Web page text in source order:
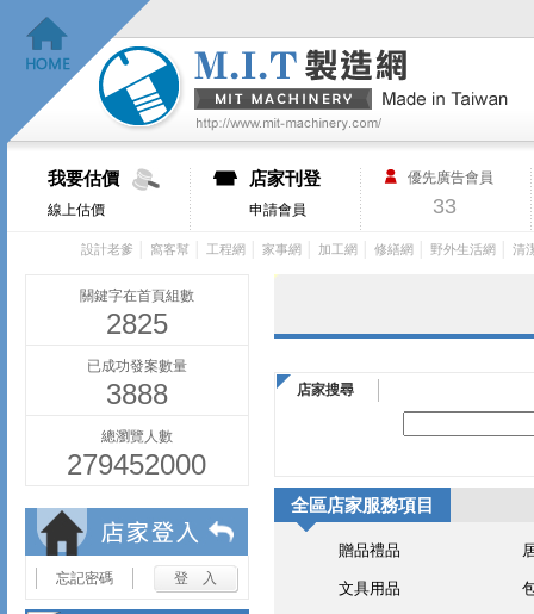
我要估價
線上估價
店家刊登
申請會員
優先廣告會員
33
設計老爹 窩客幫 工程網 家事網 加工網 修繕網 野外生活網 清
關鍵字在首頁組數
2825
已成功發案數量
3888
總瀏覽人數
279452000
忘記密碼
店家搜尋
全區店家服務項目
贈品禮品
文具用品